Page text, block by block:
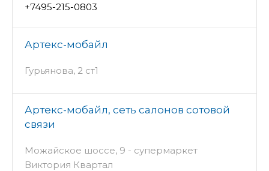
+7495-215-0803
Артекс-мобайл
Гурьянова, 2 ст1
Артекс-мобайл, сеть салонов сотовой
связи
Можайское шоссе, 9 - супермаркет
Виктория Квартал